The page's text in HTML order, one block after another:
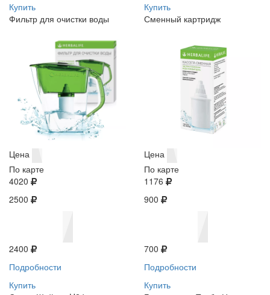
Купить
Купить
Фильтр для очистки воды
Цена
По карте
4020
2500
2400
Подробности
Купить
Сменный картридж
Цена
По карте
1176
900
700
Подробности
Купить